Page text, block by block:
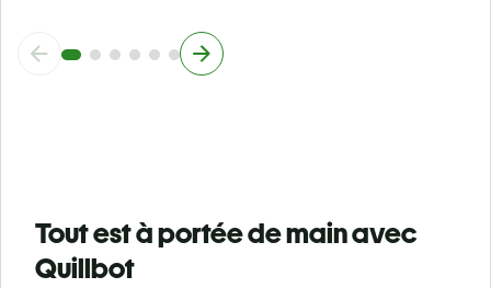
Tout est à portée de main avec
Quillbot